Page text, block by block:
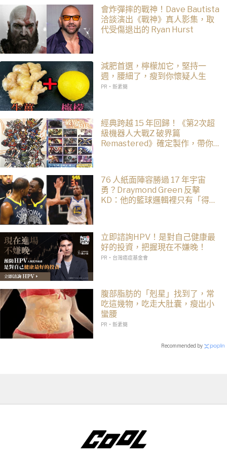
會炸彈摔的戰神！Dave Bautista
洽談演出《戰神》真人影集，取
代受傷退出的 Ryan Hurst
減肥首選，檸檬加它，堅持一
週，腰細了，瘦到你懷疑人生
PR・新素簡
經典跨越 15 年回歸！《第2次超
級機器人大戰Z 破界篇
Remastered》確定製作，帶你
76 人紙面陣容勝過 17 年宇宙
勇？Draymond Green 反擊
KD：他的籃球邏輯裡只有「得
立即諮詢HPV！是對自己健康最
好的投資，把握現在不嫌晚！
PR・台灣癌症基金會
腹部脂肪的「剋星」找到了，常
吃這幾物，吃走大肚囊，瘦出小
蠻腰
PR・新素簡
Recommended by